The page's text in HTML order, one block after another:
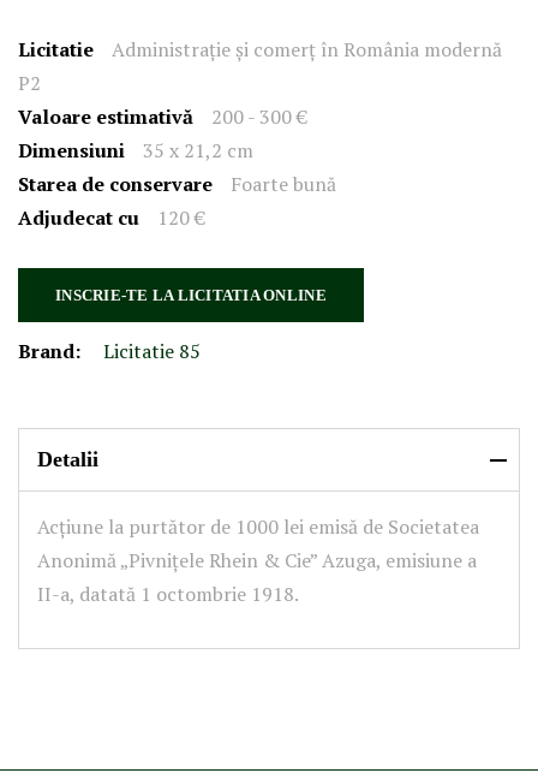
Licitatie
Administrație și comerț în România modernă
P2
Valoare estimativă
200 - 300 €
Dimensiuni
35 x 21,2 cm
Starea de conservare
Foarte bună
Adjudecat cu
120 €
INSCRIE-TE LA LICITATIA ONLINE
Brand: Licitatie 85
Detalii
Acțiune la purtător de 1000 lei emisă de Societatea
Anonimă „Pivnițele Rhein & Cie” Azuga, emisiune a
II-a, datată 1 octombrie 1918.